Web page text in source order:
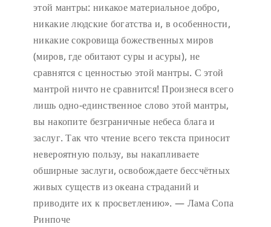
этой мантры: никакое материальное добро,
никакие людские богатства и, в особенности,
никакие сокровища божественных миров
(миров, где обитают суры и асуры), не
сравнятся с ценностью этой мантры. С этой
мантрой ничто не сравнится! Произнеся всего
лишь одно-единственное слово этой мантры,
вы накопите безграничные небеса блага и
заслуг. Так что чтение всего текста приносит
невероятную пользу, вы накапливаете
обширные заслуги, освобождаете бессчётных
живых существ из океана страданий и
приводите их к просветлению». — Лама Сопа
Ринпоче